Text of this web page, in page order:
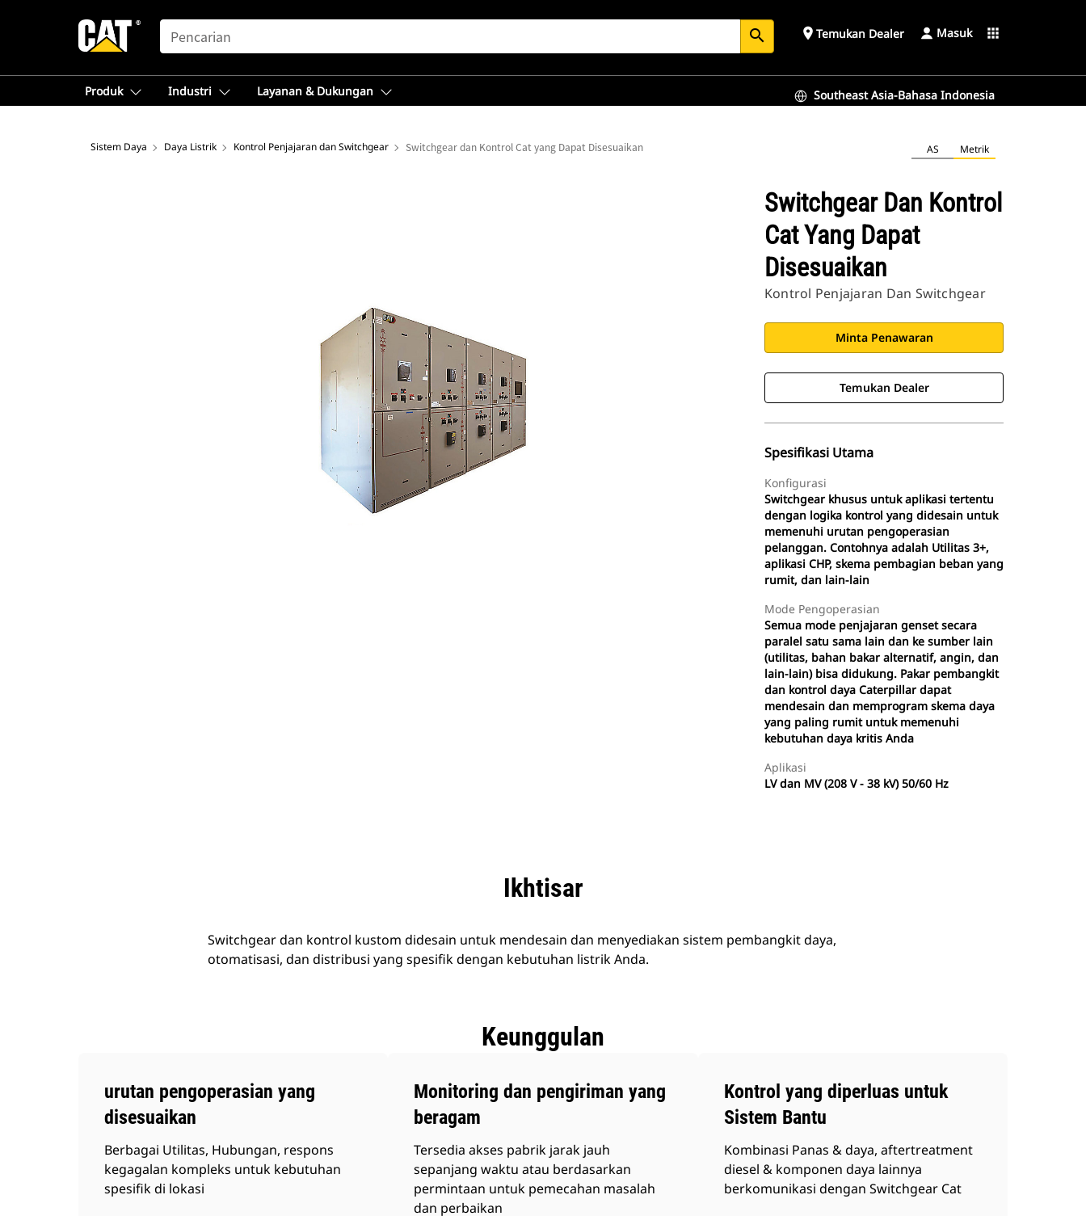
SEARCH search place Temukan Dealer Masuk apps
Produk Industri Layanan & Dukungan Southeast Asia-Bahasa Indonesia
Sistem Daya Daya Listrik Kontrol Penjajaran dan Switchgear Switchgear dan Kontrol Cat yang Dapat Disesuaikan AS Metrik
Switchgear Dan Kontrol
Cat Yang Dapat
Disesuaikan
Kontrol Penjajaran Dan Switchgear
Minta Penawaran
Temukan Dealer
Spesifikasi Utama
Konfigurasi
Switchgear khusus untuk aplikasi tertentu
dengan logika kontrol yang didesain untuk
memenuhi urutan pengoperasian
pelanggan. Contohnya adalah Utilitas 3+,
aplikasi CHP, skema pembagian beban yang
rumit, dan lain-lain
Mode Pengoperasian
Semua mode penjajaran genset secara
paralel satu sama lain dan ke sumber lain
(utilitas, bahan bakar alternatif, angin, dan
lain-lain) bisa didukung. Pakar pembangkit
dan kontrol daya Caterpillar dapat
mendesain dan memprogram skema daya
yang paling rumit untuk memenuhi
kebutuhan daya kritis Anda
Aplikasi
LV dan MV (208 V - 38 kV) 50/60 Hz
Ikhtisar
Switchgear dan kontrol kustom didesain untuk mendesain dan menyediakan sistem pembangkit daya,
otomatisasi, dan distribusi yang spesifik dengan kebutuhan listrik Anda.
Keunggulan
urutan pengoperasian yang
disesuaikan
Berbagai Utilitas, Hubungan, respons
kegagalan kompleks untuk kebutuhan
spesifik di lokasi
Monitoring dan pengiriman yang
beragam
Tersedia akses pabrik jarak jauh
sepanjang waktu atau berdasarkan
permintaan untuk pemecahan masalah
dan perbaikan
Kontrol yang diperluas untuk
Sistem Bantu
Kombinasi Panas & daya, aftertreatment
diesel & komponen daya lainnya
berkomunikasi dengan Switchgear Cat